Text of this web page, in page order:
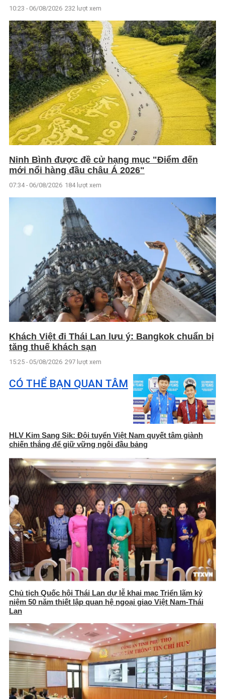
10:23 - 06/08/2026 232 lượt xem
Ninh Bình được đề cử hạng mục "Điểm đến
mới nổi hàng đầu châu Á 2026"
07:34 - 06/08/2026 184 lượt xem
Khách Việt đi Thái Lan lưu ý: Bangkok chuẩn bị
tăng thuế khách sạn
15:25 - 05/08/2026 297 lượt xem
CÓ THỂ BẠN QUAN TÂM
HLV Kim Sang Sik: Đội tuyển Việt Nam quyết tâm giành
chiến thắng để giữ vững ngôi đầu bảng
Chủ tịch Quốc hội Thái Lan dự lễ khai mạc Triển lãm kỷ
niệm 50 năm thiết lập quan hệ ngoại giao Việt Nam-Thái
Lan